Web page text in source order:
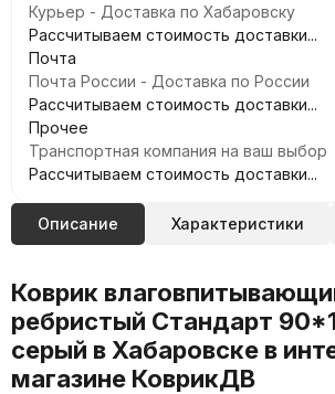
Курьер - Доставка по Хабаровску
Рассчитываем стоимость доставки...
Почта
Почта России - Доставка по России
Рассчитываем стоимость доставки...
Прочее
Транспортная компания на ваш выбор
Рассчитываем стоимость доставки...
Описание Характеристики
Коврик
ребристый Стандарт
серый в Хабаровске в
магазине КоврикДВ